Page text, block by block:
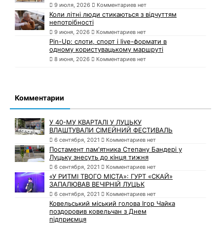
9 июля, 2026 Комментариев нет
Коли літні люди стикаються з відчуттям
непотрібності
9 июня, 2026 Комментариев нет
Pin-Up: слоти, спорт і live-формати в
одному користувацькому маршруті
8 июня, 2026 Комментариев нет
Комментарии
У 40-МУ КВАРТАЛІ У ЛУЦЬКУ
ВЛАШТУВАЛИ СІМЕЙНИЙ ФЕСТИВАЛЬ
6 сентября, 2021 Комментариев нет
Постамент пам'ятника Степану Бандері у
Луцьку знесуть до кінця тижня
6 сентября, 2021 Комментариев нет
«У РИТМІ ТВОГО МІСТА»: ГУРТ «СКАЙ»
ЗАПАЛЮВАВ ВЕЧІРНІЙ ЛУЦЬК
6 сентября, 2021 Комментариев нет
Ковельський міський голова Ігор Чайка
поздоровив ковельчан з Днем
підприємця